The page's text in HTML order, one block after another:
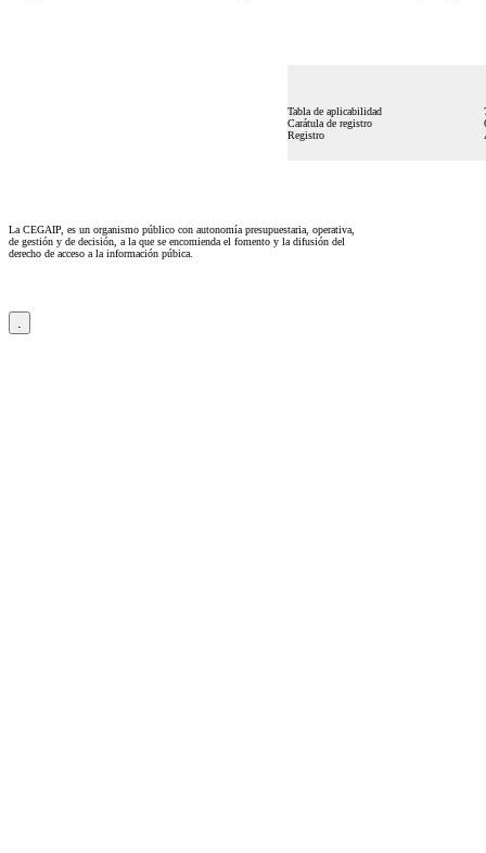
Tabla de aplicabilidad
Carátula de registro
Registro
La CEGAIP, es un organismo público con autonomía presupuestaria, operativa,
de gestión y de decisión, a la que se encomienda el fomento y la difusión del
derecho de acceso a la información púbica.